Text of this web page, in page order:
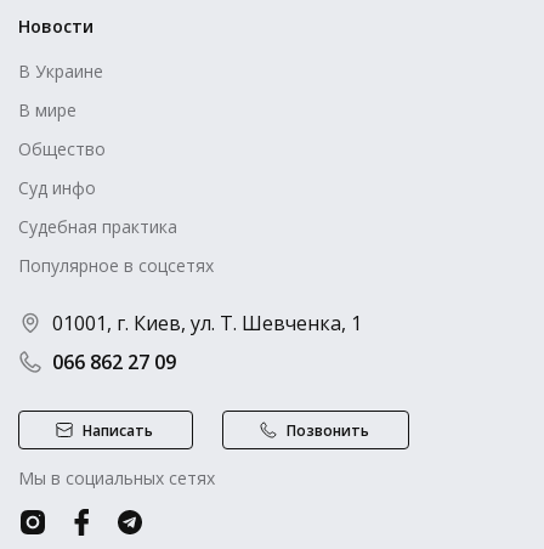
Новости
В Украине
В мире
Общество
Суд инфо
Судебная практика
Популярное в соцсетях
066 862 27 09
01001, г. Киев, ул. Т. Шевченка, 1
Написать Позвонить
Мы в социальных сетях